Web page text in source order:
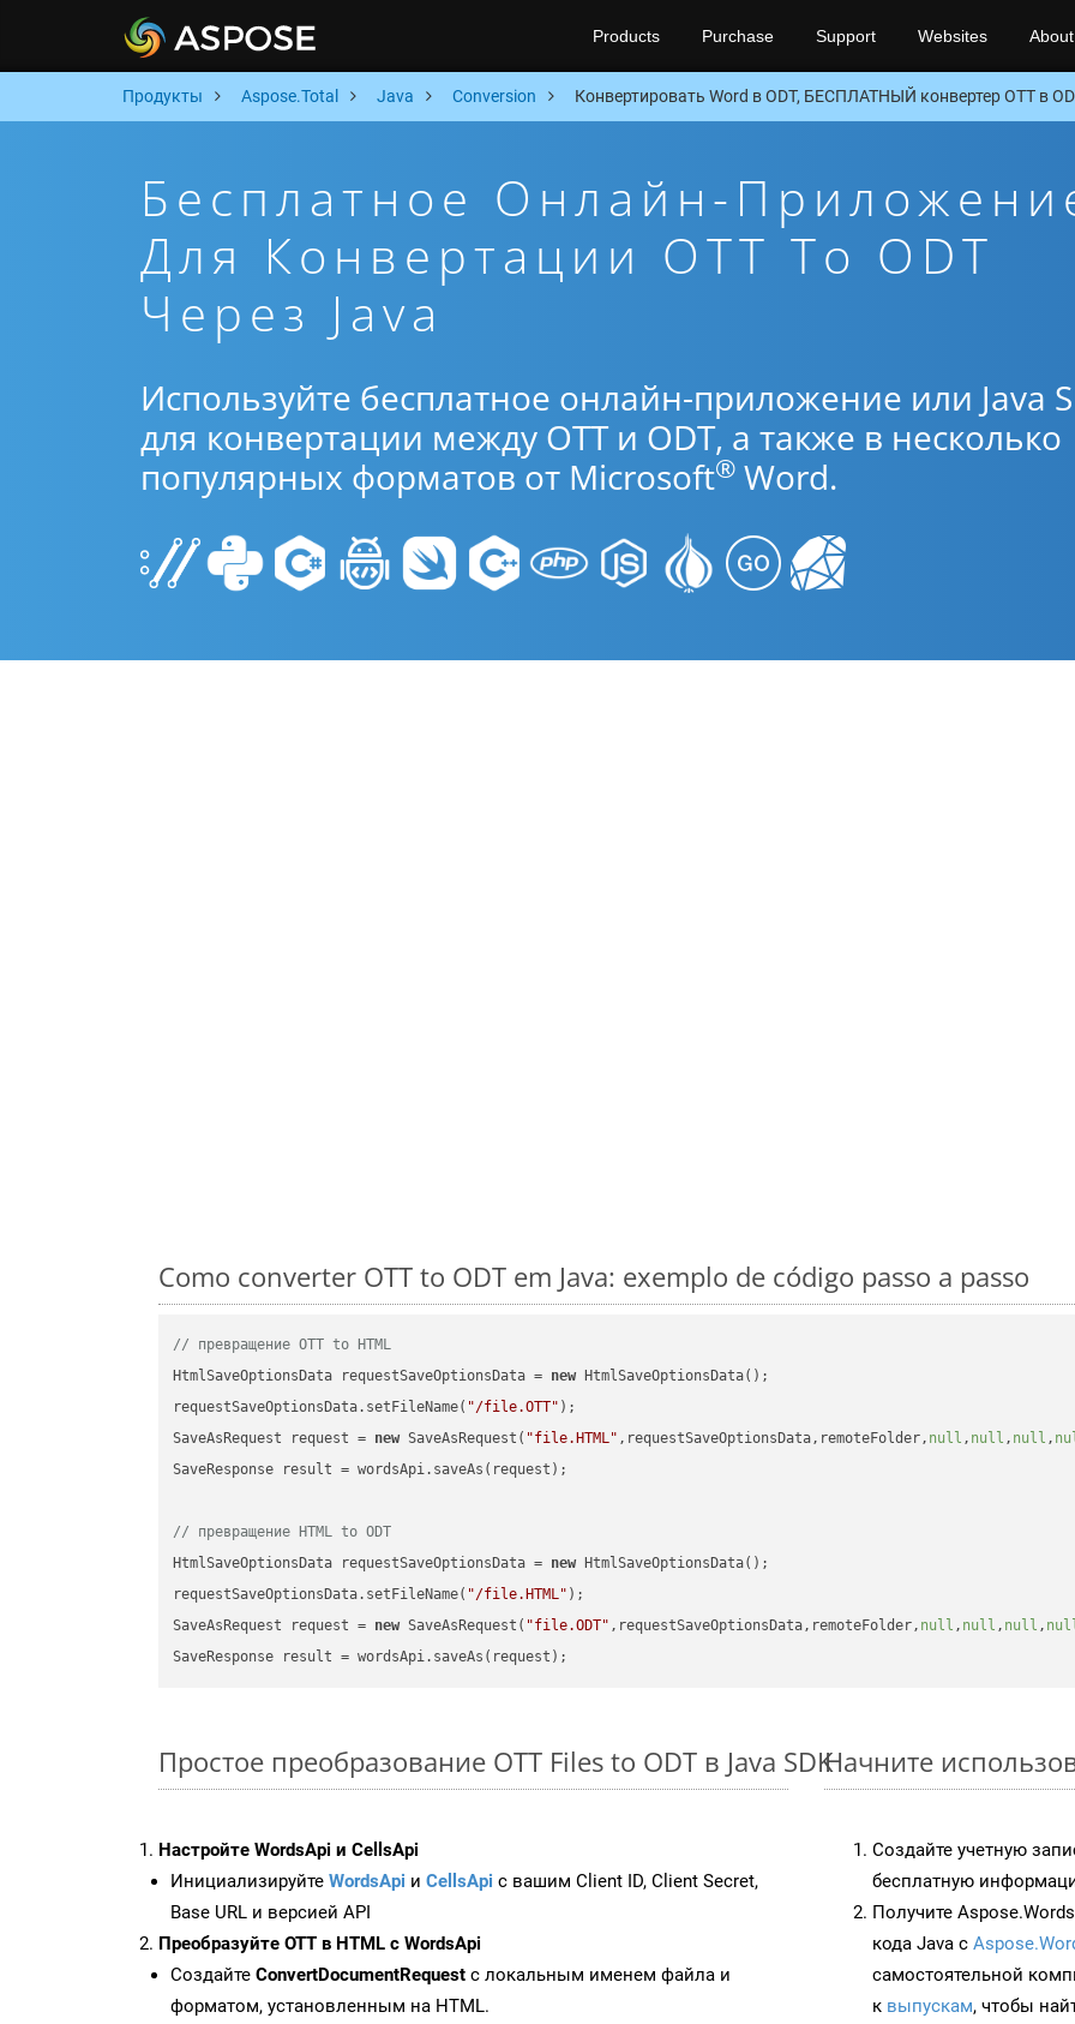
Products Purchase Support Websites About
Продукты Aspose.Total Java Conversion Конвертировать Word в ODT, БЕСПЛАТНЫЙ конвертер OTT в
Бесплатное Онлайн-
Для Конвертации OTT To ODT
Через Java
Используйте бесплатное онлайн-приложение или Java
для конвертации между OTT и ODT, а также в несколько
популярных форматов от Microsoft® Word.
Como converter OTT to ODT em Java: exemplo de código passo a passo
// превращение OTT to HTML
HtmlSaveOptionsData requestSaveOptionsData = new HtmlSaveOptionsData();
requestSaveOptionsData.setFileName( "/file.OTT" );
SaveAsRequest request = new SaveAsRequest( "file.HTML" ,requestSaveOptionsData,remoteFolder, null , null , null ,
SaveResponse result = wordsApi.saveAs(request);
// превращение HTML to ODT
HtmlSaveOptionsData requestSaveOptionsData = new HtmlSaveOptionsData();
requestSaveOptionsData.setFileName( "/file.HTML" );
SaveAsRequest request = new SaveAsRequest( "file.ODT" ,requestSaveOptionsData,remoteFolder, null , null , null ,
Простое преобразование OTT Files to ODT в Java SDK
Настройте WordsApi и CellsApi
Инициализируйте WordsApi и CellsApi с вашим Client ID, Client Secret,
Base URL и версией API
Преобразуйте OTT в HTML с WordsApi
Создайте ConvertDocumentRequest с локальным именем файла и
форматом, установленным на HTML.
Начните
Создайте учетную
бесплатную
Получите
кода Java с
самостоятельной
к выпускам, чтобы